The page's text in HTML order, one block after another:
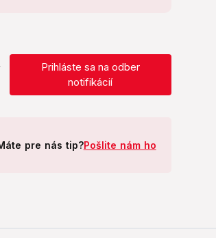
Prihláste sa na odber
notifikácií
pre nás tip?Pošlite nám ho